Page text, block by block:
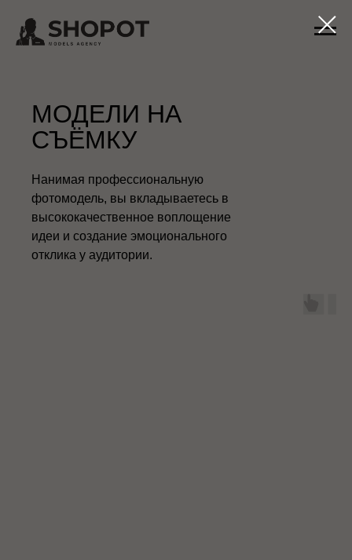
МОДЕЛИ НА
СЪЁМКУ
Нанимая профессиональную
фотомодель, вы вкладываетесь в
высококачественное воплощение
идеи и создание эмоционального
отклика у аудитории.